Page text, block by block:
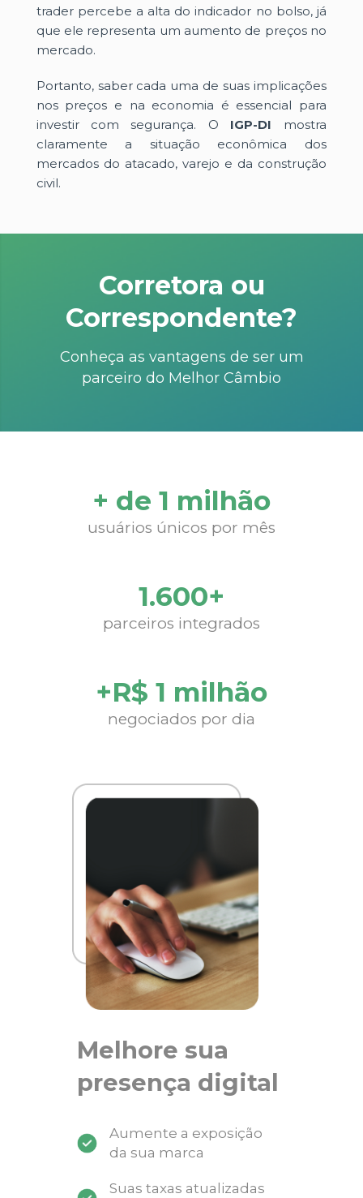
trader percebe a alta do indicador no bolso, já
que ele representa um aumento de preços no
mercado.
Portanto, saber cada uma de suas implicações
nos preços e na economia é essencial para
investir com segurança. O IGP-DI mostra
claramente a situação econômica dos
mercados do atacado, varejo e da construção
civil.
Corretora ou
Correspondente?
Conheça as vantagens de ser um
parceiro do Melhor Câmbio
+ de 1 milhão
usuários únicos por mês
1.600+
parceiros integrados
+R$ 1 milhão
negociados por dia
Melhore sua
presença digital
Aumente a exposição
da sua marca
Suas taxas atualizadas